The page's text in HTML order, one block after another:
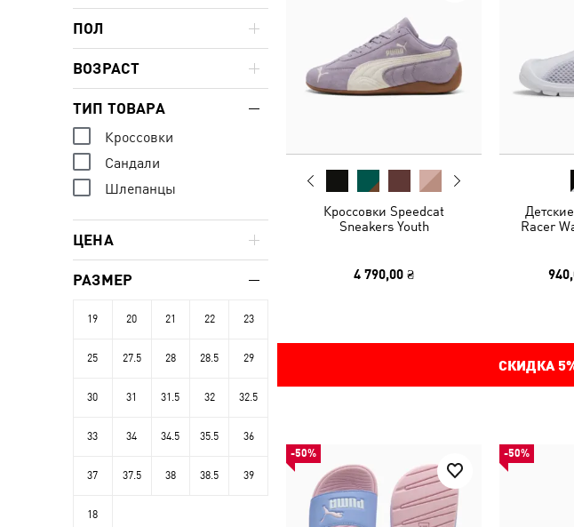
Кроссовки Speedcat
Sneakers Youth
4 790,00 ₴
Racer
СКИДКА
-50% -50%
ПОЛ
ВОЗРАСТ
ТИП ТОВАРА
Кроссовки
Сандали
Шлепанцы
ЦЕНА
РАЗМЕР
19 20 21 22 23
25 27.5 28 28.5 29
30 31 31.5 32 32.5
33 34 34.5 35.5 36
37 37.5 38 38.5 39
18